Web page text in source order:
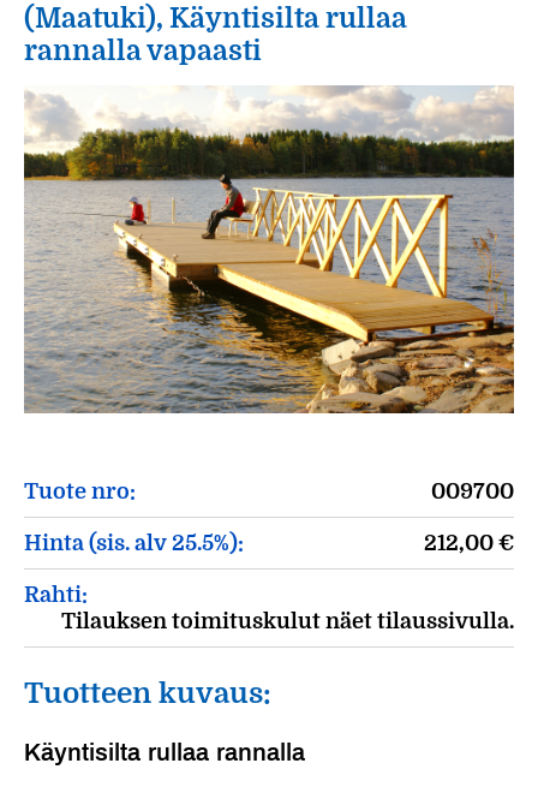
(Maatuki), Käyntisilta rullaa
rannalla vapaasti
Tuote nro: 009700
Hinta (sis. alv 25.5%): 212,00 €
Rahti:
Tilauksen toimituskulut näet tilaussivulla.
Tuotteen kuvaus:
Käyntisilta rullaa rannalla